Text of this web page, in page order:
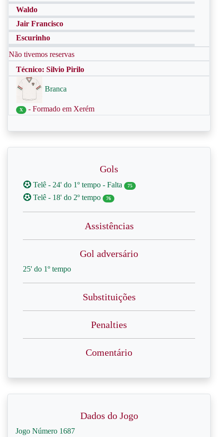
Waldo
Jair Francisco
Escurinho
Não tivemos reservas
Técnico: Silvio Pirilo
Branca
X - Formado em Xerém
Gols
Telê - 24' do 1º tempo - Falta 75
Telê - 18' do 2º tempo 76
Assistências
Gol adversário
25' do 1º tempo
Substituições
Penalties
Comentário
Dados do Jogo
Jogo Número 1687